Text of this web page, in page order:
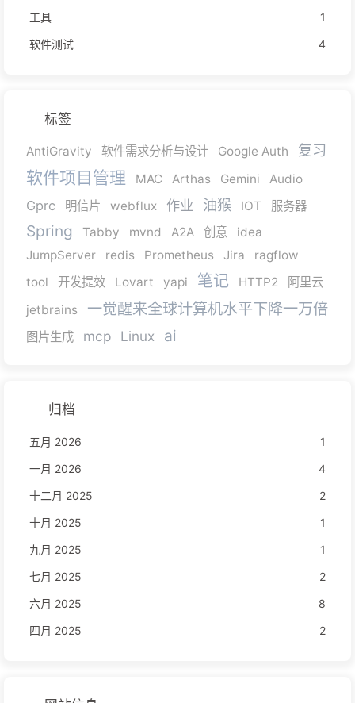
工具
1
软件测试
4
标签
AntiGravity 软件需求分析与设计 Google Auth 复习
软件项目管理 MAC Arthas Gemini Audio
Gprc 明信片 webflux 作业 油猴 IOT 服务器
Spring Tabby mvnd A2A 创意
idea
JumpServer
redis Prometheus Jira
ragflow
tool
开发提效 Lovart yapi 笔记 HTTP2
阿里云
jetbrains
一觉醒来全球计算机水平下降一万倍
图片生成 mcp Linux ai
归档
五月 2026
1
一月 2026
4
十二月 2025
2
十月 2025
1
九月 2025
1
七月 2025
2
六月 2025
8
四月 2025
2